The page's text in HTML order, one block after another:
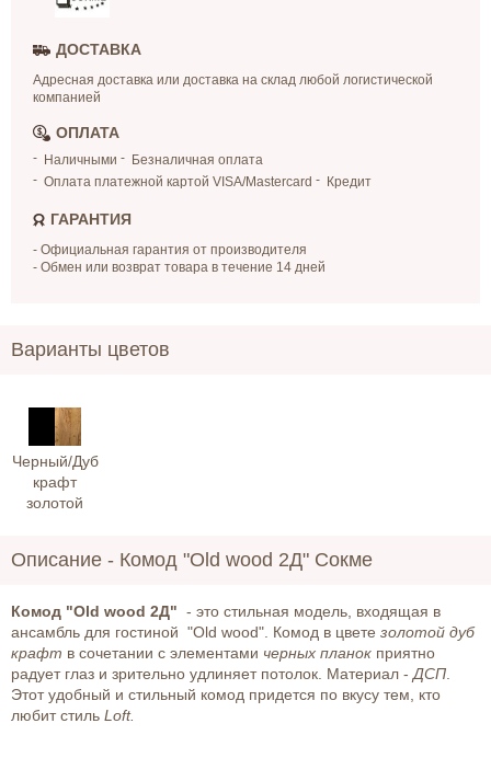
ДОСТАВКА
Адресная доставка или доставка на склад любой логистической
компанией
ОПЛАТА
Наличными
Безналичная оплата
Оплата платежной картой VISA/Mastercard
Кредит
ГАРАНТИЯ
- Официальная гарантия от производителя
- Обмен или возврат товара в течение 14 дней
Варианты цветов
Черный/Дуб
крафт
золотой
Описание - Комод "Old wood 2Д" Сокме
Комод "Old wood 2Д" - это стильная модель, входящая в
ансамбль для гостиной "Old wood". Комод в цвете золотой дуб
крафт в сочетании с элементами черных планок приятно
радует глаз и зрительно удлиняет потолок. Материал - ДСП
Этот удобный и стильный комод придется по вкусу тем, кто
любит стиль Loft.